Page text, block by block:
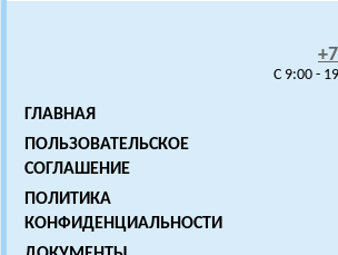
C 9:00 -
ГЛАВНАЯ
ПОЛЬЗОВАТЕЛЬСКОЕ
СОГЛАШЕНИЕ
ПОЛИТИКА
КОНФИДЕНЦИАЛЬНОСТИ